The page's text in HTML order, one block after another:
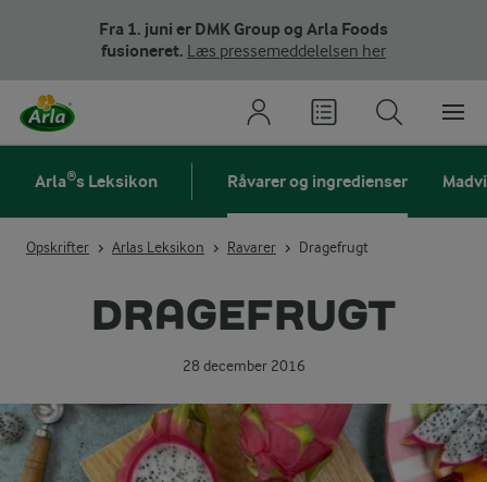
Fra 1. juni er DMK Group og Arla Foods
fusioneret. Læs pressemeddelelsen her
Arla®s Leksikon Råvarer og ingredienser
Opskrifter Arlas Leksikon Ravarer Dragefrugt
DRAGEFRUGT
28 december 2016